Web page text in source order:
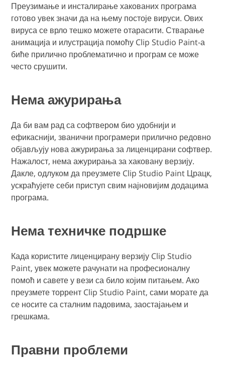
Преузимање и инсталирање хакованих програма
готово увек значи да на њему постоје вируси. Ових
вируса се врло тешко можете отарасити. Стварање
анимација и илустрација помоћу Clip Studio Paint-а
биће прилично проблематично и програм се може
често срушити.
Нема ажурирања
Да би вам рад са софтвером био удобнији и
ефикаснији, званични програмери прилично редовно
објављују нова ажурирања за лиценцирани софтвер.
Нажалост, нема ажурирања за хаковану верзију.
Дакле, одлуком да преузмете Clip Studio Paint Црацк,
ускраћујете себи приступ свим најновијим додацима
програма.
Нема техничке подршке
Када користите лиценцирану верзију Clip Studio
Paint, увек можете рачунати на професионалну
помоћ и савете у вези са било којим питањем. Ако
преузмете торрент Clip Studio Paint, сами морате да
се носите са сталним падовима, заостајањем и
грешкама.
Правни проблеми